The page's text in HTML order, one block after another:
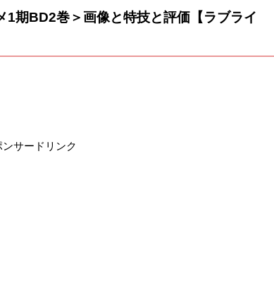
1期BD2巻＞画像と特技と評価【ラブライ
ンサードリンク